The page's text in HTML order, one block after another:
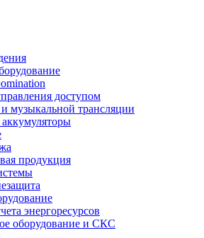
доступом
музыкальной трансляции
продукция
энергоресурсов
оборудование и СКС